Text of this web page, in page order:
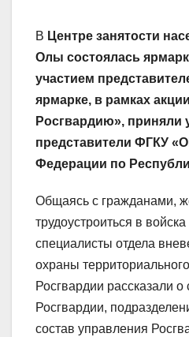
В Центре занятости
Олы состоялась
участием
ярмарке, в рамках
Росгвардию», приняли
представители ФГКУ
Федерации по
Общаясь с гражданами,
трудоустроиться в
специалисты отдела
охраны
Росгвардии рассказали о
Росгвардии,
состав управления